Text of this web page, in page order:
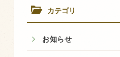
カテゴリ
お知らせ
豊西ソース